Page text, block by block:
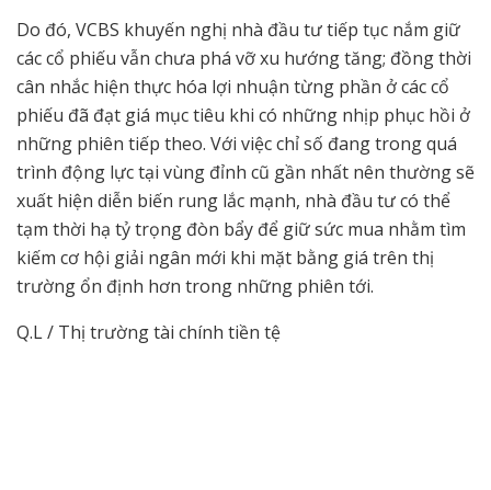
Do đó, VCBS khuyến nghị nhà đầu tư tiếp tục nắm giữ
các cổ phiếu vẫn chưa phá vỡ xu hướng tăng; đồng thời
cân nhắc hiện thực hóa lợi nhuận từng phần ở các cổ
phiếu đã đạt giá mục tiêu khi có những nhịp phục hồi ở
những phiên tiếp theo. Với việc chỉ số đang trong quá
trình động lực tại vùng đỉnh cũ gần nhất nên thường sẽ
xuất hiện diễn biến rung lắc mạnh, nhà đầu tư có thể
tạm thời hạ tỷ trọng đòn bẩy để giữ sức mua nhằm tìm
kiếm cơ hội giải ngân mới khi mặt bằng giá trên thị
trường ổn định hơn trong những phiên tới.
Q.L / Thị trường tài chính tiền tệ